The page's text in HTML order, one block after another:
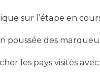
sur l’étape en
poussée des
les pays visités